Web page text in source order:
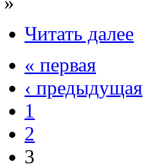
Читать далее
« первая
‹ предыдущая
1
2
3